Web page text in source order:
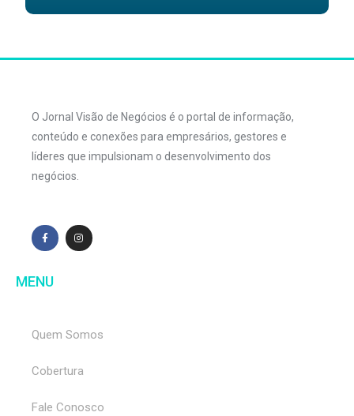
O Jornal Visão de Negócios é o portal de informação,
conteúdo e conexões para empresários, gestores e
líderes que impulsionam o desenvolvimento dos
negócios.
MENU
Quem Somos
Cobertura
Fale Conosco